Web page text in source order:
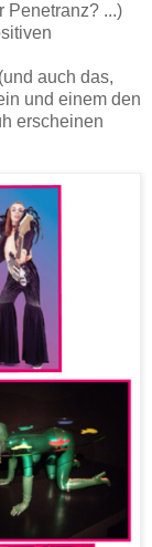
Penetranz? ...)
auch das,
und einem den
erscheinen